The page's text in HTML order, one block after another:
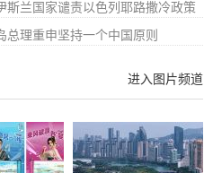
斯兰国家谴责以色列耶路撒冷政策
总理重申坚持一个中国原则
进入图片频道